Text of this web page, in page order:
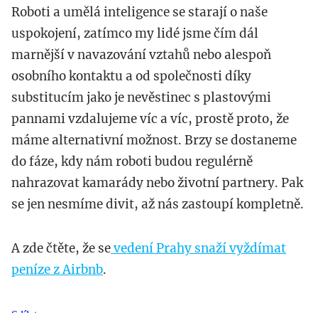
Roboti a umělá inteligence se starají o naše
uspokojení, zatímco my lidé jsme čím dál
marnější v navazování vztahů nebo alespoň
osobního kontaktu a od společnosti díky
substitucím jako je nevěstinec s plastovými
pannami vzdalujeme víc a víc, prostě proto, že
máme alternativní možnost. Brzy se dostaneme
do fáze, kdy nám roboti budou regulérně
nahrazovat kamarády nebo životní partnery. Pak
se jen nesmíme divit, až nás zastoupí kompletně.
A zde čtěte, že sevedení Prahy snaží vyždímat
peníze z Airbnb.